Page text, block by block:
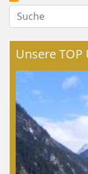
Suche
Unsere